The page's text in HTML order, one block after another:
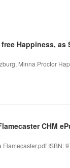
Happiness, as
Minna Proctor
CHM